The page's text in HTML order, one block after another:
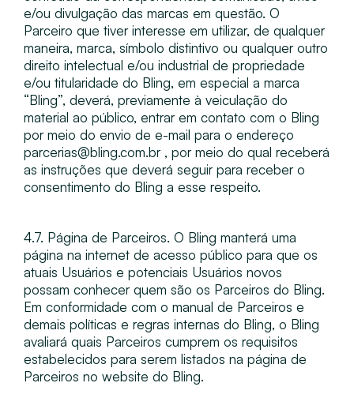
e/ou divulgação das marcas em questão. O
Parceiro que tiver interesse em utilizar, de qualquer
maneira, marca, símbolo distintivo ou qualquer outro
direito intelectual e/ou industrial de propriedade
e/ou titularidade do Bling, em especial a marca
“Bling”, deverá, previamente à veiculação do
material ao público, entrar em contato com o Bling
por meio do envio de e-mail para o endereço
parcerias@bling.com.br​ , por meio do qual receberá
as instruções que deverá seguir para receber o
consentimento do Bling a esse respeito.
4.7. Página de Parceiros​. O Bling manterá uma
página na internet de acesso público para que os
atuais Usuários e potenciais Usuários novos
possam conhecer quem são os Parceiros do Bling.
Em conformidade com o manual de Parceiros e
demais políticas e regras internas do Bling, o Bling
avaliará quais Parceiros cumprem os requisitos
estabelecidos para serem listados na página de
Parceiros no website do Bling.